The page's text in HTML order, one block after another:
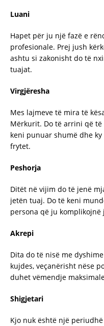
Luani
Hapet për ju një fazë e
profesionale. Prej jush
ashtu si zakonisht do të
tuajat.
Virgjëresha
Mes lajmeve të mira të
Mërkurit. Do të arrini që
keni punuar shumë dhe
frytet.
Peshorja
Ditët në vijim do të jenë
jetën tuaj. Do të keni
persona që ju komplikojnë
Akrepi
Dita do të nisë me
kujdes, veçanërisht nëse
duhet vëmendje
Shigjetari
Kjo nuk është një